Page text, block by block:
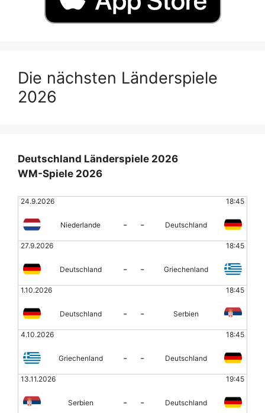
Die nächsten Länderspiele
2026
Deutschland Länderspiele 2026
WM-Spiele 2026
24.9.2026 18:45
Niederlande - - Deutschland
27.9.2026 18:45
Deutschland - - Griechenland
1.10.2026 18:45
Deutschland - - Serbien
4.10.2026 18:45
Griechenland - - Deutschland
13.11.2026 19:45
Serbien - - Deutschland